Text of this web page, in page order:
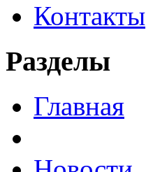
Контакты
Разделы
Главная